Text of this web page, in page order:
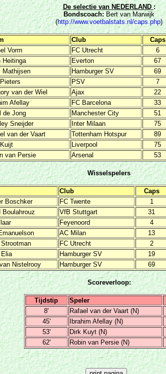
De selectie van NEDERLAND:
Bondscoach:Bert van Marwijk
(http://www.voetbalstats.nl/caps.php)
Club Caps
Vorm FC Utrecht 6
Heitinga Everton 67
Mathijsen Hamburger SV 69
PSV 7
van der Wiel Ajax 22
Afellay FC Barcelona 33
de Jong Manchester City 51
Sneijder Inter Milaan 75
van der Vaart Tottenham Hotspur 89
Liverpool 75
van Persie Arsenal 53
Wisselspelers
Club Caps
Boschker FC Twente 1
Boulahrouz VfB Stuttgart 31
Feyenoord 4
AC Milan 13
FC Utrecht 2
Elia Hamburger SV 19
Nistelrooy Hamburger SV 69
Scoreverloop:
Tijdstip Speler
8'
Rafael van der Vaart (N)
45'
Ibrahim Afellay (N)
53'
Dirk Kuyt (N)
62'
Robin van Persie (N)